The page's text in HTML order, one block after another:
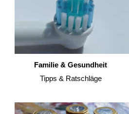
Familie & Gesundheit
Tipps & Ratschläge